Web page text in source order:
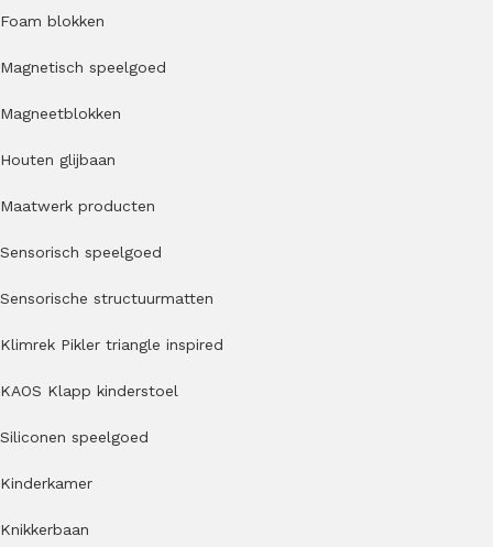
Foam blokken
Magnetisch speelgoed
Magneetblokken
Houten glijbaan
Maatwerk producten
Sensorisch speelgoed
Sensorische structuurmatten
Klimrek Pikler triangle inspired
KAOS Klapp kinderstoel
Siliconen speelgoed
Kinderkamer
Knikkerbaan